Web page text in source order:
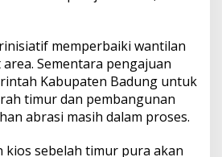
memperbaiki wantilan
Sementara pengajuan
Kabupaten Badung untuk
timur dan pembangunan
abrasi masih dalam proses.
kios sebelah timur pura akan